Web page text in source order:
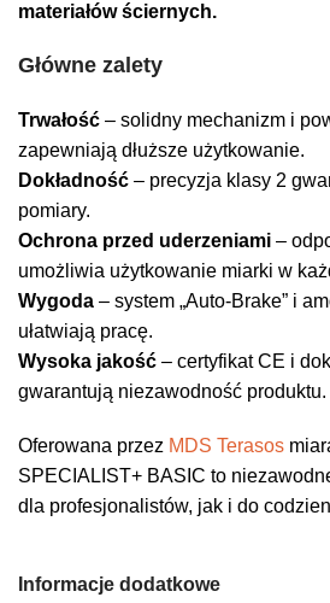
materiałów ściernych.
Główne zalety
Trwałość – solidny mechanizm i
zapewniają dłuższe użytkowanie.
Dokładność – precyzja klasy 2
pomiary.
Ochrona przed uderzeniami –
umożliwia użytkowanie miarki w
Wygoda – system „Auto-Brake” i
ułatwiają pracę.
Wysoka jakość – certyfikat CE i
gwarantują niezawodność produktu.
Oferowana przez MDS Terasos
SPECIALIST+ BASIC to
dla profesjonalistów, jak i do
Informacje dodatkowe